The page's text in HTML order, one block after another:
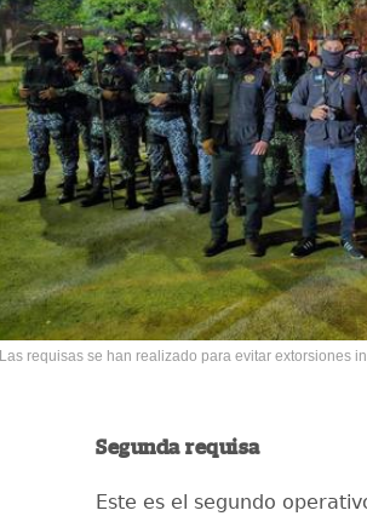
Las requisas se han realizado para evitar extorsiones
Segunda requisa
Este es el segundo